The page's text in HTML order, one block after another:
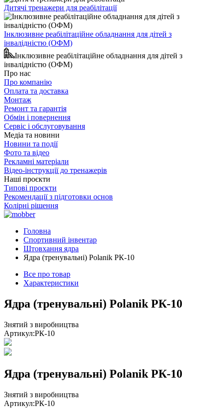
Дитячі тренажери для реабілітації
Інклюзивне реабілітаційне обладнання для дітей з
інвалідністю (ОФМ)
Інклюзивне реабілітаційне обладнання для дітей з
інвалідністю (ОФМ)
Про нас
Про компанію
Оплата та доставка
Монтаж
Ремонт та гарантія
Обмін і повернення
Сервіс і обслуговування
Медіа та новини
Новини та події
Фото та відео
Рекламні матеріали
Відео-інструкції до тренажерів
Наші проєкти
Типові проєкти
Рекомендації з підготовки основ
Колірні рішення
Головна
Спортивний інвентар
Штовхання ядра
Ядра (тренувальні) Polanik РК-10
Все про товар
Характеристики
Ядра (тренувальні) Polanik РК-10
Знятий з виробництва
Артикул:РК-10
Ядра (тренувальні) Polanik РК-10
Знятий з виробництва
Артикул:РК-10